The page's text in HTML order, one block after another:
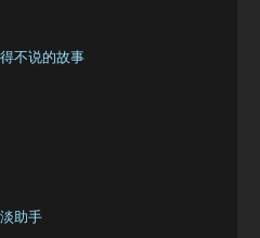
不说的故事
助手